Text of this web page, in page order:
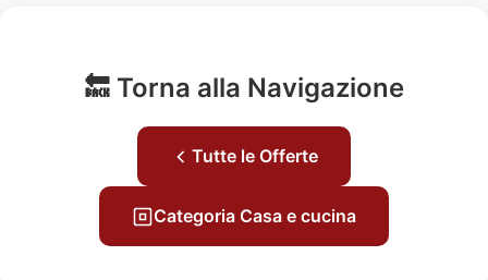
🔙 Torna alla Navigazione
Tutte le Offerte
Categoria Casa e cucina